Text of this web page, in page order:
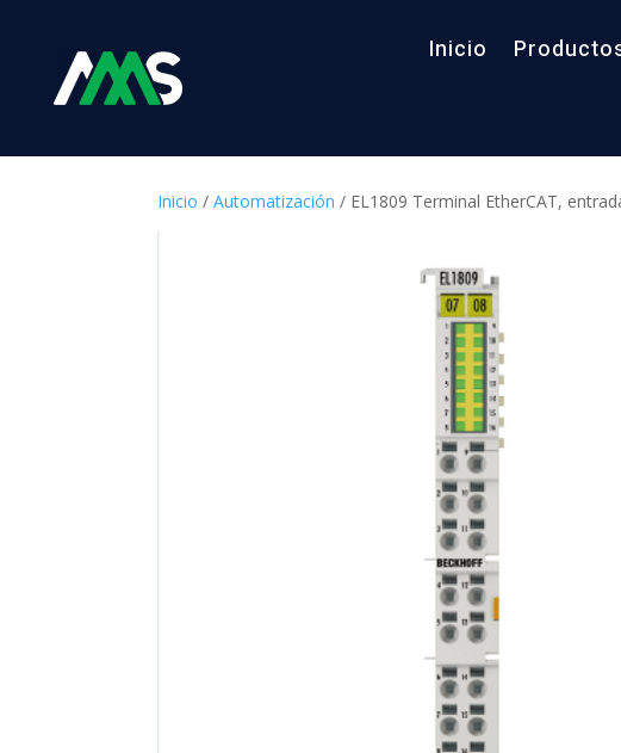
Inicio
Inicio / Automatización / EL1809 Terminal EtherCAT,